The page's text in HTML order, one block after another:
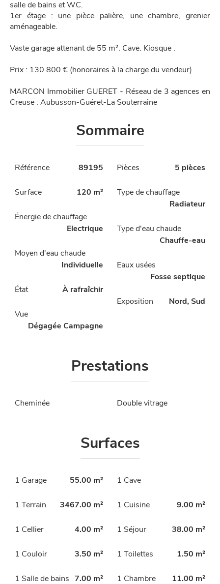
salle de bains et WC.
1er étage : une pièce palière, une chambre, grenier
aménageable.
Vaste garage attenant de 55 m². Cave. Kiosque .
Prix : 130 800 € (honoraires à la charge du vendeur)
MARCON Immobilier GUERET - Réseau de 3 agences en
Creuse : Aubusson-Guéret-La Souterraine
Sommaire
Référence 89195 Pièces 5 pièces
Surface 120 m²
Type de chauffage
Radiateur
Énergie de chauffage
Electrique
Type d'eau chaude
Chauffe-eau
Moyen d'eau chaude
Individuelle
Eaux usées
Fosse septique
État
À rafraîchir
Exposition
Nord, Sud
Vue
Dégagée Campagne
Prestations
Cheminée Double vitrage
Surfaces
1 Garage 55.00 m² 1 Cave
1 Terrain 3467.00 m² 1 Cuisine 9.00 m²
1 Cellier 4.00 m² 1 Séjour 38.00 m²
1 Couloir 3.50 m² 1 Toilettes 1.50 m²
1 Salle de bains 7.00 m² 1 Chambre 11.00 m²